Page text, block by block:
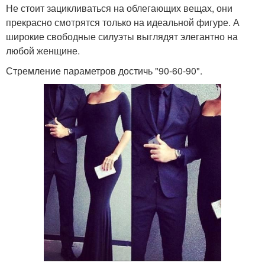
Не стоит зацикливаться на облегающих вещах, они
прекрасно смотрятся только на идеальной фигуре. А
широкие свободные силуэты выглядят элегантно на
любой женщине.
Стремление параметров достичь "90-60-90".